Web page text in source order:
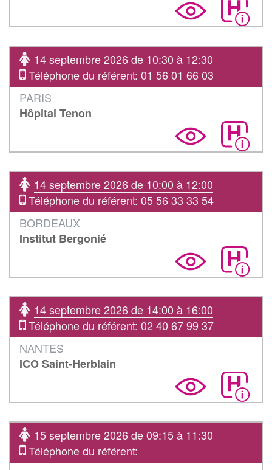
14 septembre 2026 de 10:30 à 12:30
Téléphone du référent: 01 56 01 66 03
PARIS
Hôpital Tenon
14 septembre 2026 de 10:00 à 12:00
Téléphone du référent: 05 56 33 33 54
BORDEAUX
Institut Bergonié
14 septembre 2026 de 14:00 à 16:00
Téléphone du référent: 02 40 67 99 37
NANTES
ICO Saint-Herblain
15 septembre 2026 de 09:15 à 11:30
Téléphone du référent: